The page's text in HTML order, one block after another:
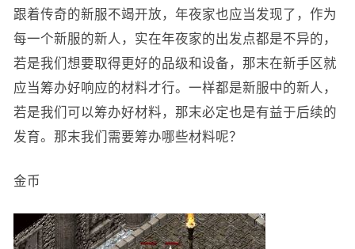
跟着传奇的新服不竭开放，年夜家也应当发现了，作为
每一个新服的新人，实在年夜家的出发点都是不异的，
若是我们想要取得更好的品级和设备，那末在新手区就
应当筹办好响应的材料才行。一样都是新服中的新人，
若是我们可以筹办好材料，那末必定也是有益于后续的
发育。那末我们需要筹办哪些材料呢？
金币